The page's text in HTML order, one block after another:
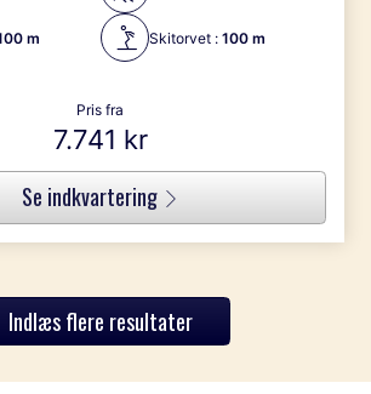
m Skitorvet : 100 m
Pris fra
7.741 kr
Se indkvartering
Indlæs flere resultater